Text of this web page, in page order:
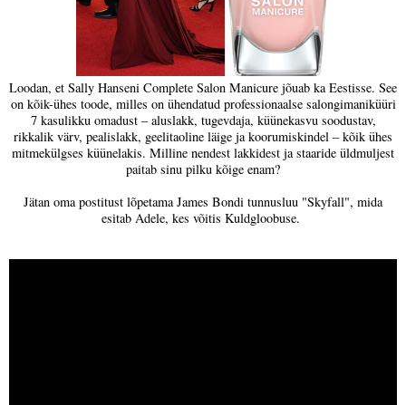
Loodan, et Sally Hanseni Complete Salon Manicure jõuab ka Eestisse. See
on kõik-ühes toode, milles on ühendatud professionaalse salongimaniküüri
7 kasulikku omadust – aluslakk, tugevdaja, küünekasvu soodustav,
rikkalik värv, pealislakk, geelitaoline läige ja koorumiskindel – kõik ühes
mitmekülgses küünelakis. Milline nendest lakkidest ja staaride üldmuljest
paitab sinu pilku kõige enam?
Jätan oma postitust lõpetama James Bondi tunnusluu "Skyfall", mida
esitab Adele, kes võitis Kuldgloobuse.